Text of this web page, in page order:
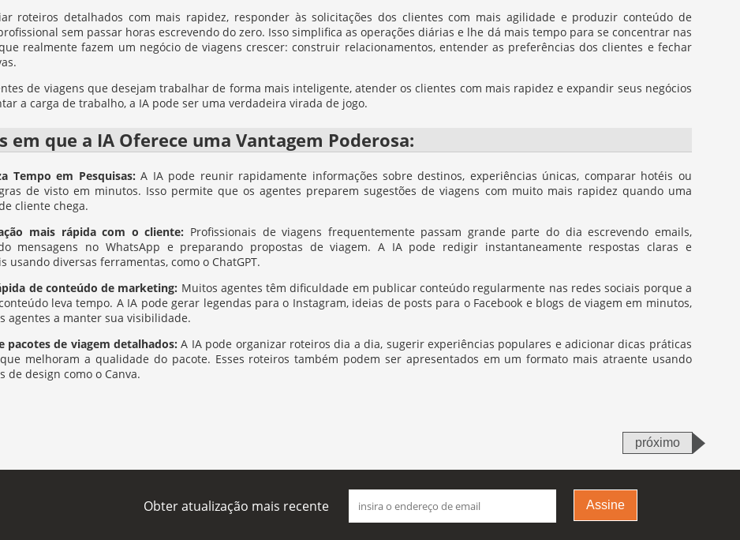
roteiros detalhados com mais rapidez, responder às solicitações dos clientes com mais agilidade e produzir conteúdo de
sem passar horas escrevendo do zero. Isso simplifica as operações diárias e lhe dá mais tempo para se concentrar nas
realmente fazem um negócio de viagens crescer: construir relacionamentos, entender as preferências dos clientes e fechar
de viagens que desejam trabalhar de forma mais inteligente, atender os clientes com mais rapidez e expandir seus negócios
a carga de trabalho, a IA pode ser uma verdadeira virada de jogo.
em que a IA Oferece uma Vantagem Poderosa:
Tempo em Pesquisas:A IA pode reunir rapidamente informações sobre destinos, experiências únicas, comparar hotéis ou
de visto em minutos. Isso permite que os agentes preparem sugestões de viagens com muito mais rapidez quando uma
cliente chega.
mais rápida com o cliente: Profissionais de viagens frequentemente passam grande parte do dia escrevendo emails,
mensagens no WhatsApp e preparando propostas de viagem. A IA pode redigir instantaneamente respostas claras e
usando diversas ferramentas, como o ChatGPT.
de conteúdo de marketing: Muitos agentes têm dificuldade em publicar conteúdo regularmente nas redes sociais porque a
leva tempo. A IA pode gerar legendas para o Instagram, ideias de posts para o Facebook e blogs de viagem em minutos,
agentes a manter sua visibilidade.
pacotes de viagem detalhados:A IA pode organizar roteiros dia a dia, sugerir experiências populares e adicionar dicas práticas
melhoram a qualidade do pacote. Esses roteiros também podem ser apresentados em um formato mais atraente usando
de design como o Canva.
próximo
Obter atualização mais recente Assine